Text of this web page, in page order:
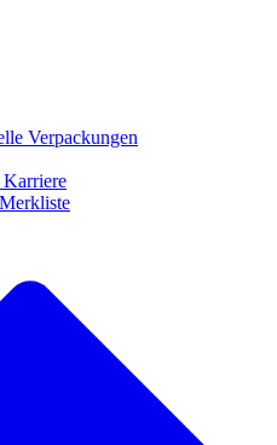
Verpackungen
Karriere
Merkliste